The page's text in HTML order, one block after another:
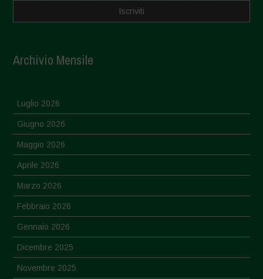
Archivio Mensile
Luglio 2026
Giugno 2026
Maggio 2026
Aprile 2026
Marzo 2026
Febbraio 2026
Gennaio 2026
Dicembre 2025
Novembre 2025